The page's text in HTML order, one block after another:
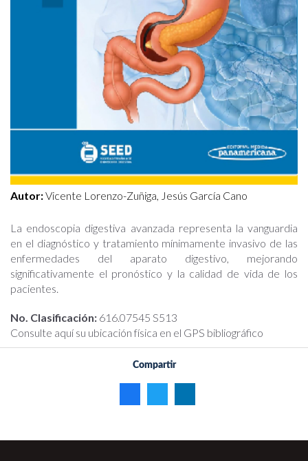
Autor:Vicente Lorenzo-Zuñiga, Jesús García Cano
La endoscopia digestiva avanzada representa la vanguardia
en el diagnóstico y tratamiento mínimamente invasivo de las
enfermedades del aparato digestivo, mejorando
significativamente el pronóstico y la calidad de vida de los
pacientes.
No. Clasificación: 616.07545 S513
Consulte aquí su ubicación física en el GPS bibliográfico
Compartir